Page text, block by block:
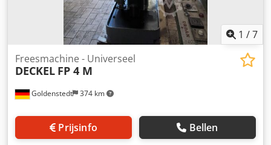
1 /7
Goldenstedt 374 km
Freesmachine - Universeel
DECKEL FP 4 M
Prijsinfo Bellen